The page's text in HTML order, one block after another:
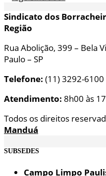
Sindicato dos
Região
Rua Abolição, 399 – Bela
Paulo – SP
Telefone: (11) 3292-6100
Atendimento: 8h00 às
Todos os direitos
Manduá
SUBSEDES
Campo Limpo